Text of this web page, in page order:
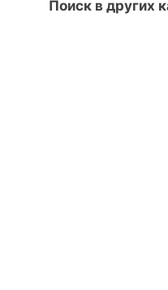
Поиск в других